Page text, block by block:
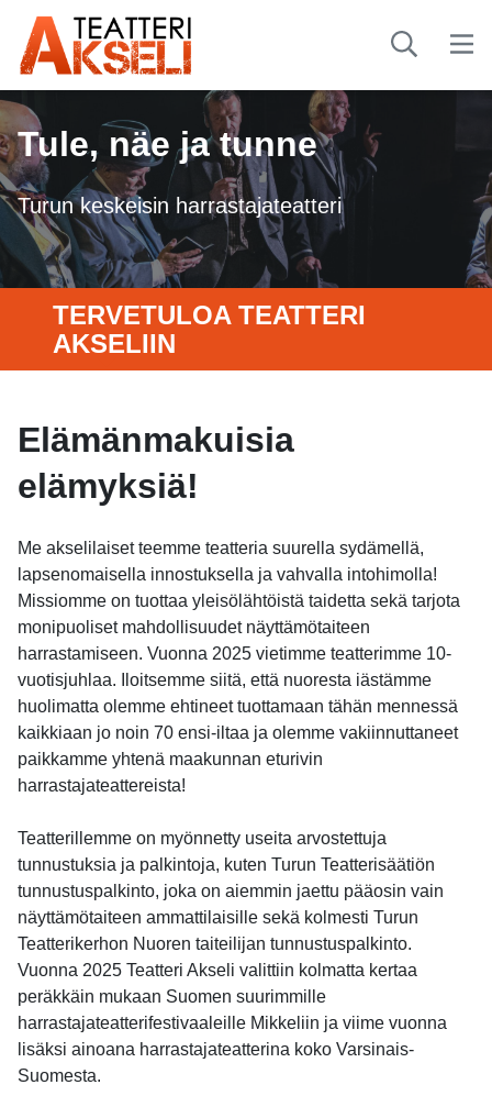
Tule, näe ja tunne
Turun keskeisin harrastajateatteri
TERVETULOA TEATTERI
AKSELIIN
Elämänmakuisia
elämyksiä!
Me akselilaiset teemme teatteria suurella sydämellä,
lapsenomaisella innostuksella ja vahvalla intohimolla!
Missiomme on tuottaa yleisölähtöistä taidetta sekä tarjota
monipuoliset mahdollisuudet näyttämötaiteen
harrastamiseen. Vuonna 2025 vietimme teatterimme 10-
vuotisjuhlaa. Iloitsemme siitä, että nuoresta iästämme
huolimatta olemme ehtineet tuottamaan tähän mennessä
kaikkiaan jo noin 70 ensi-iltaa ja olemme vakiinnuttaneet
paikkamme yhtenä maakunnan eturivin
harrastajateattereista!
Teatterillemme on myönnetty useita arvostettuja
tunnustuksia ja palkintoja, kuten Turun Teatterisäätiön
tunnustuspalkinto, joka on aiemmin jaettu pääosin vain
näyttämötaiteen ammattilaisille sekä kolmesti Turun
Teatterikerhon Nuoren taiteilijan tunnustuspalkinto.
Vuonna 2025 Teatteri Akseli valittiin kolmatta kertaa
peräkkäin mukaan Suomen suurimmille
harrastajateatterifestivaaleille Mikkeliin ja viime vuonna
lisäksi ainoana harrastajateatterina koko Varsinais-
Suomesta.